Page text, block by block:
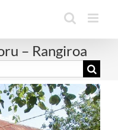
– Rangiroa